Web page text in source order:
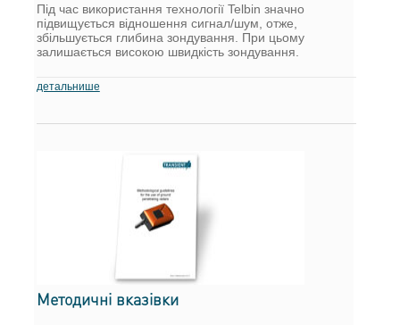
Під час використання технології Telbin значно
підвищується відношення сигнал/шум, отже,
збільшується глибина зондування. При цьому
залишається високою швидкість зондування.
детальнише
Методичні вказівки